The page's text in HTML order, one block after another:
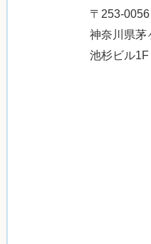
〒253-0056
神奈川県茅
池杉ビル1F